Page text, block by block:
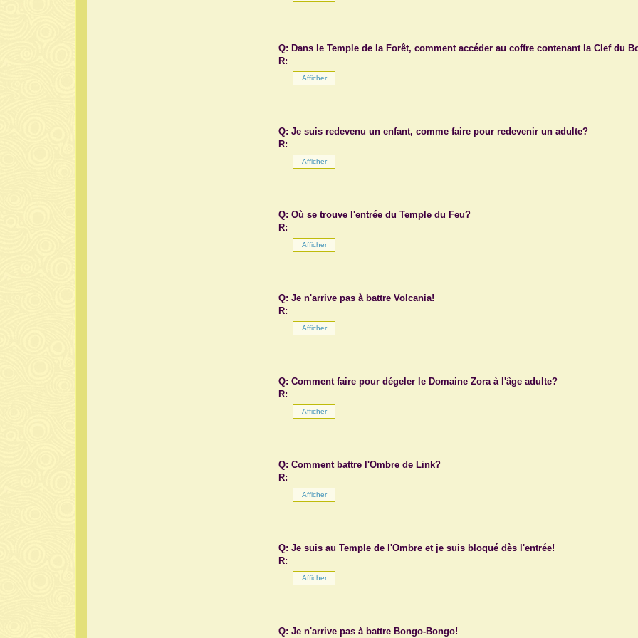
Q: Dans le Temple de la Forêt, comment accéder au coffre contenant la Clef du
R:
Q: Je suis redevenu un enfant, comme faire pour redevenir un adulte?
R:
Q: Où se trouve l'entrée du Temple du Feu?
R:
Q: Je n'arrive pas à battre Volcania!
R:
Q: Comment faire pour dégeler le Domaine Zora à l'âge adulte?
R:
Q: Comment battre l'Ombre de Link?
R:
Q: Je suis au Temple de l'Ombre et je suis bloqué dès l'entrée!
R:
Q: Je n'arrive pas à battre Bongo-Bongo!